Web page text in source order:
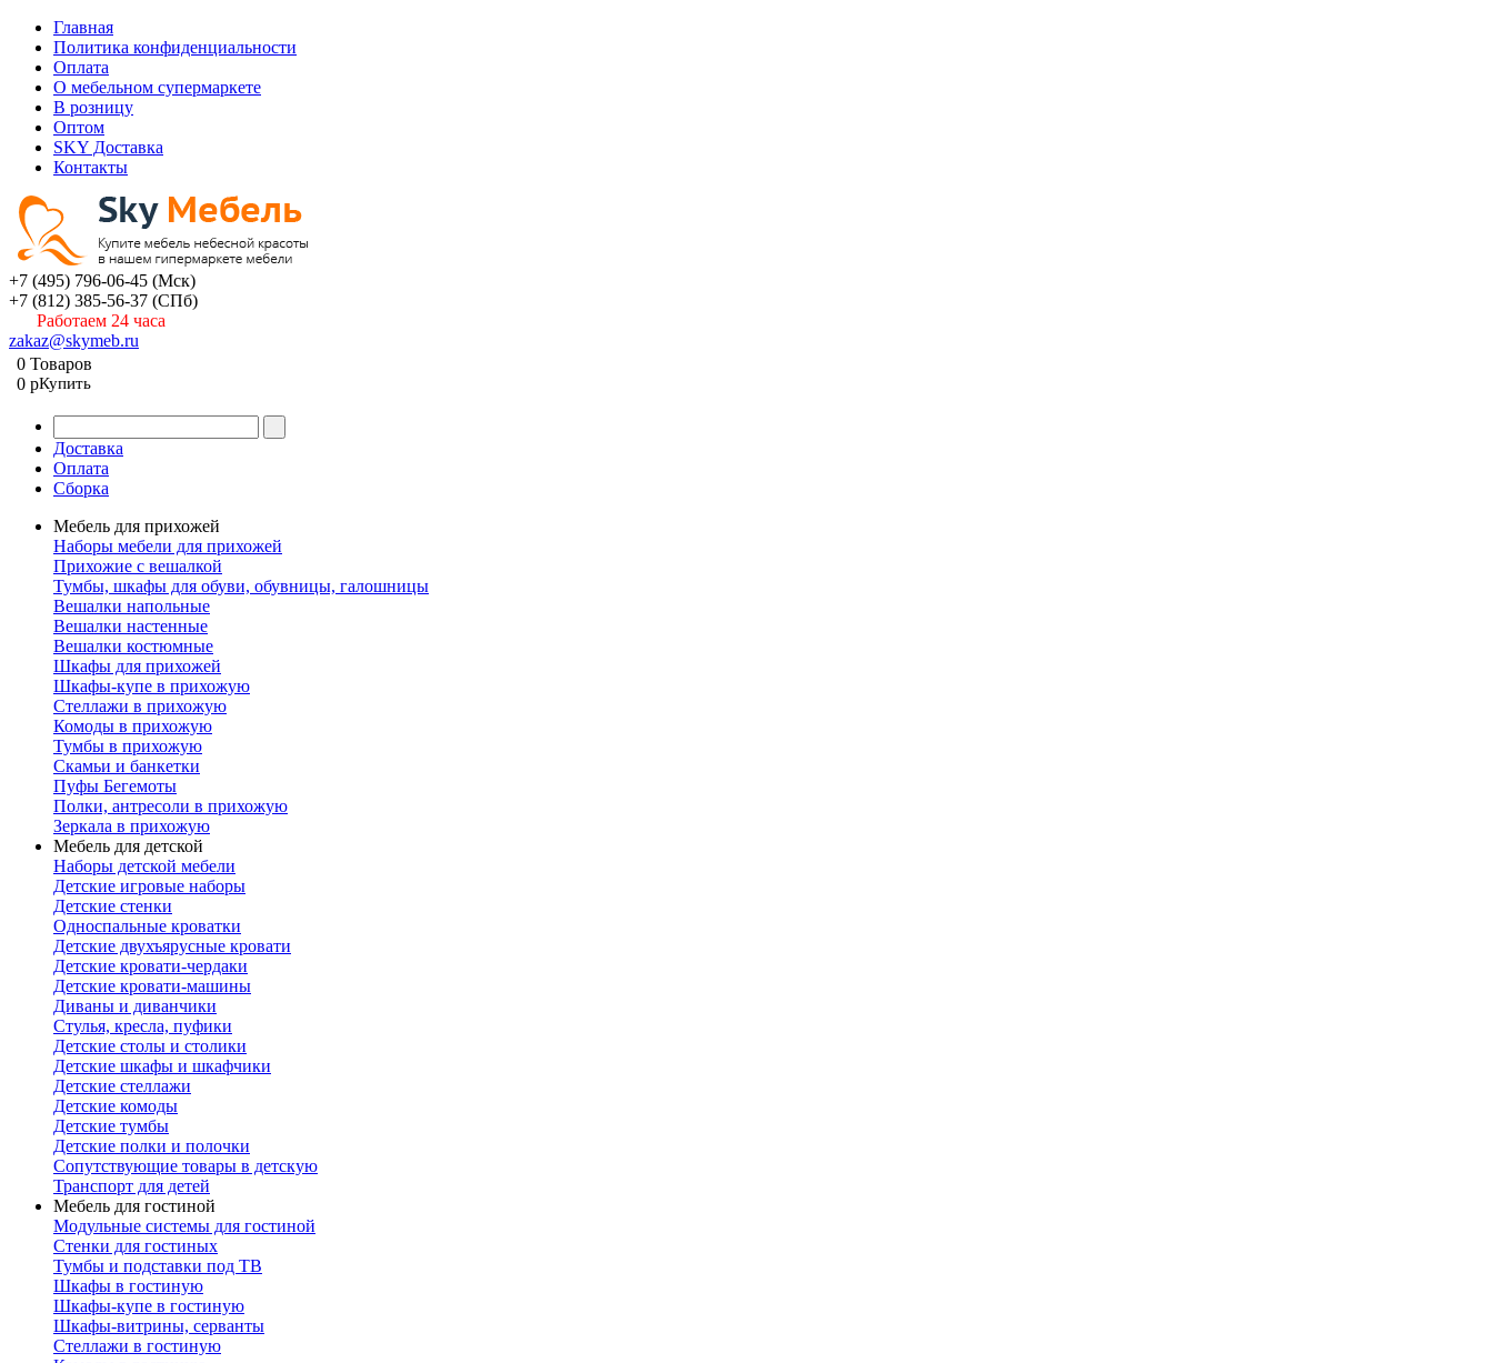
Главная
Политика конфиденциальности
Оплата
О мебельном супермаркете
В розницу
Оптом
SKY Доставка
Контакты
+7 (495) 796-06-45 (Мск)
+7 (812) 385-56-37 (СПб)
Работаем 24 часа
zakaz@skymeb.ru
0 Товаров
0 pКупить
Доставка
Оплата
Сборка
Мебель для прихожей
Наборы мебели для прихожей
Прихожие с вешалкой
Тумбы, шкафы для обуви, обувницы, галошницы
Вешалки напольные
Вешалки настенные
Вешалки костюмные
Шкафы для прихожей
Шкафы-купе в прихожую
Стеллажи в прихожую
Комоды в прихожую
Тумбы в прихожую
Скамьи и банкетки
Пуфы Бегемоты
Полки, антресоли в прихожую
Зеркала в прихожую
Мебель для детской
Наборы детской мебели
Детские игровые наборы
Детские стенки
Односпальные кроватки
Детские двухъярусные кровати
Детские кровати-чердаки
Детские кровати-машины
Диваны и диванчики
Стулья, кресла, пуфики
Детские столы и столики
Детские шкафы и шкафчики
Детские стеллажи
Детские комоды
Детские тумбы
Детские полки и полочки
Сопутствующие товары в детскую
Транспорт для детей
Мебель для гостиной
Модульные системы для гостиной
Стенки для гостиных
Тумбы и подставки под ТВ
Шкафы в гостиную
Шкафы-купе в гостиную
Шкафы-витрины, серванты
Стеллажи в гостиную